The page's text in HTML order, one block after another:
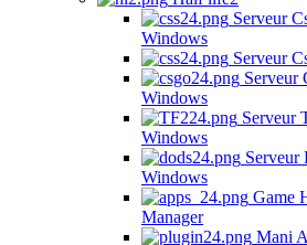
Serveur
Windows
Serveur
Serveur
Windows
Serveur
Windows
Serveur
Windows
Game
Manager
Mani